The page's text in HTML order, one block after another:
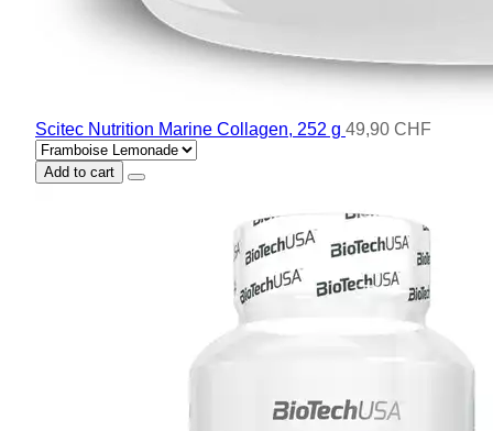
Scitec Nutrition Marine Collagen, 252 g 49,90 CHF
Add to cart